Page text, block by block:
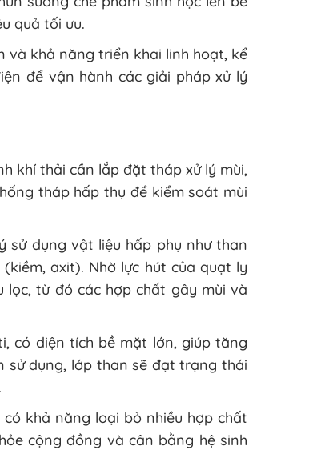
quả tối ưu.
và khả năng triển khai linh hoạt, kể
để vận hành các giải pháp xử lý
khí thải cần lắp đặt tháp xử lý mùi,
tháp hấp thụ để kiểm soát mùi
sử dụng vật liệu hấp phụ như than
axit). Nhờ lực hút của quạt ly
từ đó các hợp chất gây mùi và
có diện tích bề mặt lớn, giúp tăng
sử dụng, lớp than sẽ đạt trạng thái
khả năng loại bỏ nhiều hợp chất
cộng đồng và cân bằng hệ sinh